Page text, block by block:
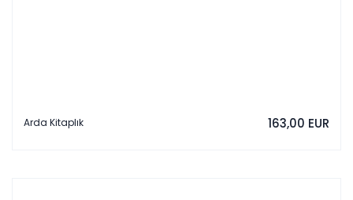
Arda Kitaplık 163,00 EUR